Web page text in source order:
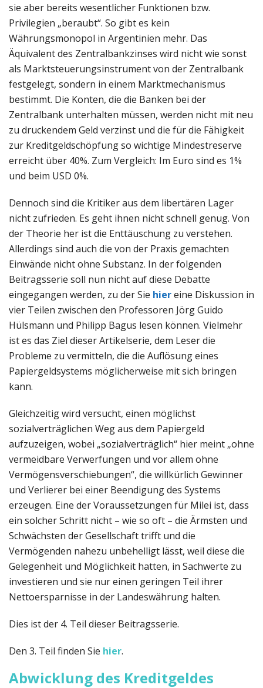
sie aber bereits wesentlicher Funktionen bzw.
Privilegien „beraubt“. So gibt es kein
Währungsmonopol in Argentinien mehr. Das
Äquivalent des Zentralbankzinses wird nicht wie sonst
als Marktsteuerungsinstrument von der Zentralbank
festgelegt, sondern in einem Marktmechanismus
bestimmt. Die Konten, die die Banken bei der
Zentralbank unterhalten müssen, werden nicht mit neu
zu druckendem Geld verzinst und die für die Fähigkeit
zur Kreditgeldschöpfung so wichtige Mindestreserve
erreicht über 40%. Zum Vergleich: Im Euro sind es 1%
und beim USD 0%.
Dennoch sind die Kritiker aus dem libertären Lager
nicht zufrieden. Es geht ihnen nicht schnell genug. Von
der Theorie her ist die Enttäuschung zu verstehen.
Allerdings sind auch die von der Praxis gemachten
Einwände nicht ohne Substanz. In der folgenden
Beitragsserie soll nun nicht auf diese Debatte
eingegangen werden, zu der Sie hiereine Diskussion in
vier Teilen zwischen den Professoren Jörg Guido
Hülsmann und Philipp Bagus lesen können. Vielmehr
ist es das Ziel dieser Artikelserie, dem Leser die
Probleme zu vermitteln, die die Auflösung eines
Papiergeldsystems möglicherweise mit sich bringen
kann.
Gleichzeitig wird versucht, einen möglichst
sozialverträglichen Weg aus dem Papiergeld
aufzuzeigen, wobei „sozialverträglich“ hier meint „ohne
vermeidbare Verwerfungen und vor allem ohne
Vermögensverschiebungen“, die willkürlich Gewinner
und Verlierer bei einer Beendigung des Systems
erzeugen. Eine der Voraussetzungen für Milei ist, dass
ein solcher Schritt nicht – wie so oft – die Ärmsten und
Schwächsten der Gesellschaft trifft und die
Vermögenden nahezu unbehelligt lässt, weil diese die
Gelegenheit und Möglichkeit hatten, in Sachwerte zu
investieren und sie nur einen geringen Teil ihrer
Nettoersparnisse in der Landeswährung halten.
Dies ist der 4. Teil dieser Beitragsserie.
Den 3. Teil finden Sie hier.
Abwicklung des Kreditgeldes